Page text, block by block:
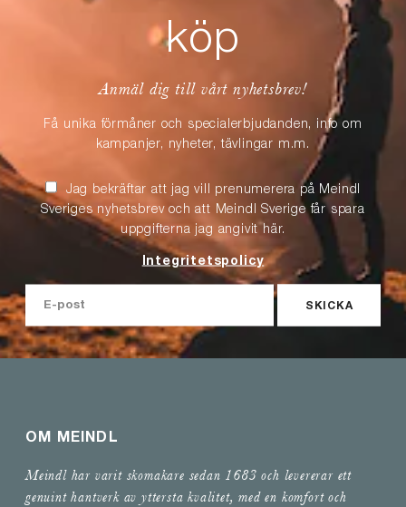
köp
Anmäl dig till vårt nyhetsbrev!
Få unika förmåner och specialerbjudanden, info om
kampanjer, nyheter, tävlingar m.m.
Jag bekräftar att jag vill prenumerera på Meindl
Sveriges nyhetsbrev och att Meindl Sverige får spara
uppgifterna jag angivit här.
Integritetspolicy
SKICKA
OM MEINDL
Meindl har varit skomakare sedan 1683 och levererar ett
genuint hantverk av yttersta kvalitet, med en komfort och